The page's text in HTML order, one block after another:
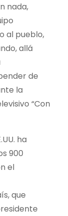
nada,
al pueblo,
allá
de
la
“Con
ha
900
el
que